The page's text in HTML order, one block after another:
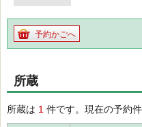
予約かごへ
所蔵
所蔵は 1 件です。現在の予約